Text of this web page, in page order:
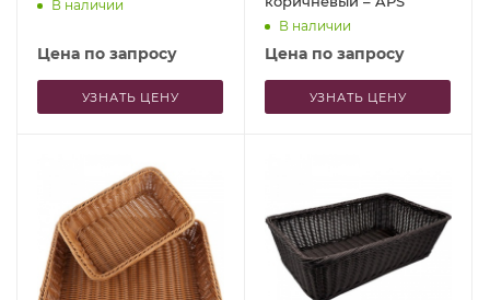
В наличии
Цена по запросу
УЗНАТЬ ЦЕНУ
В наличии
Цена по запросу
УЗНАТЬ ЦЕНУ